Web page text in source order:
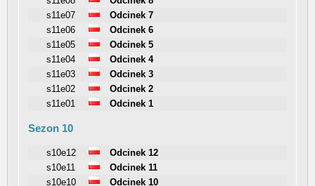
s11e07
Odcinek 7
s11e06
Odcinek 6
s11e05
Odcinek 5
s11e04
Odcinek 4
s11e03
Odcinek 3
s11e02
Odcinek 2
s11e01
Odcinek 1
Sezon 10
s10e12
Odcinek 12
s10e11
Odcinek 11
s10e10
Odcinek 10